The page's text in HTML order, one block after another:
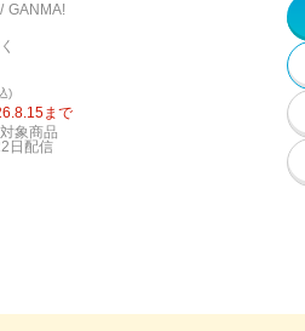
/ GANMA!
)
まで
象商品
日 配信